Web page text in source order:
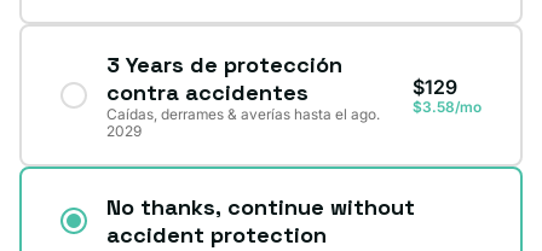
3 Years de protección
contra accidentes
Caídas, derrames & averías hasta el ago.
2029
$129
$3.58/mo
No thanks, continue without
accident protection